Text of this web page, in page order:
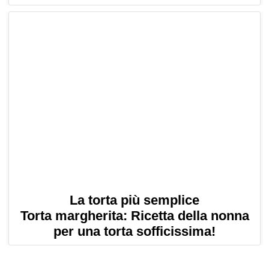
La torta più semplice
Torta margherita: Ricetta della nonna
per una torta sofficissima!